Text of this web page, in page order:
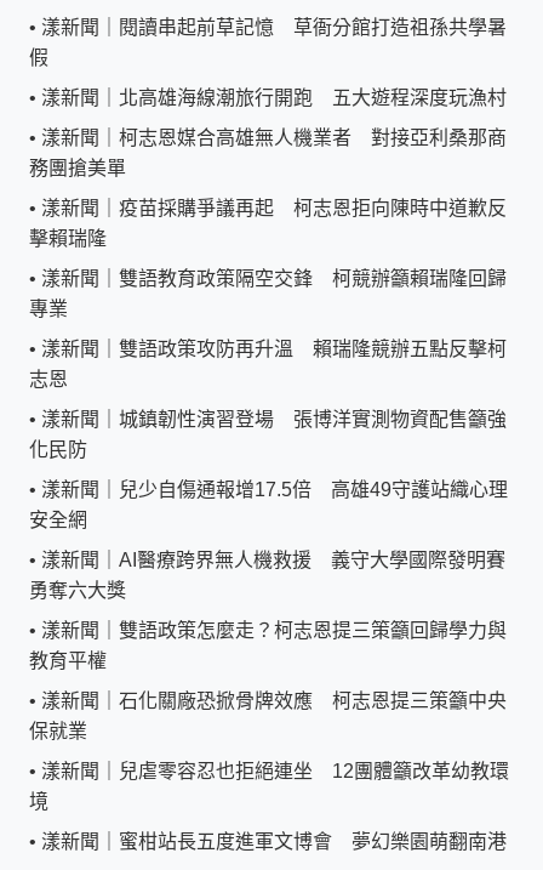
• 漾新聞｜閱讀串起前草記憶 草衙分館打造祖孫共學暑
假
• 漾新聞｜北高雄海線潮旅行開跑 五大遊程深度玩漁村
• 漾新聞｜柯志恩媒合高雄無人機業者 對接亞利桑那商
務團搶美單
• 漾新聞｜疫苗採購爭議再起 柯志恩拒向陳時中道歉反
擊賴瑞隆
• 漾新聞｜雙語教育政策隔空交鋒 柯競辦籲賴瑞隆回歸
專業
• 漾新聞｜雙語政策攻防再升溫 賴瑞隆競辦五點反擊柯
志恩
• 漾新聞｜城鎮韌性演習登場 張博洋實測物資配售籲強
化民防
• 漾新聞｜兒少自傷通報增17.5倍 高雄49守護站織心理
安全網
• 漾新聞｜AI醫療跨界無人機救援 義守大學國際發明賽
勇奪六大獎
• 漾新聞｜雙語政策怎麼走？柯志恩提三策籲回歸學力與
教育平權
• 漾新聞｜石化關廠恐掀骨牌效應 柯志恩提三策籲中央
保就業
• 漾新聞｜兒虐零容忍也拒絕連坐 12團體籲改革幼教環
境
• 漾新聞｜蜜柑站長五度進軍文博會 夢幻樂園萌翻南港